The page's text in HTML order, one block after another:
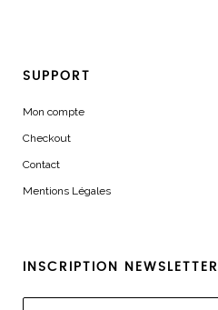
SUPPORT
Mon compte
Checkout
Contact
Mentions Légales
INSCRIPTION NEWSLETTER